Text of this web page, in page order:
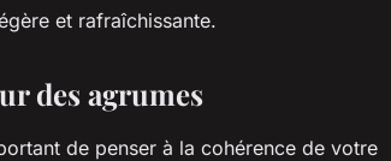
et rafraîchissante.
des agrumes
de penser à la cohérence de votre